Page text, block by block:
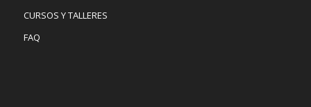
CURSOS Y TALLERES
FAQ